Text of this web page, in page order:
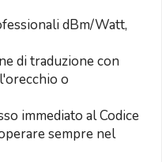
dBm/Watt,
di traduzione con
o
immediato al Codice
sempre nel